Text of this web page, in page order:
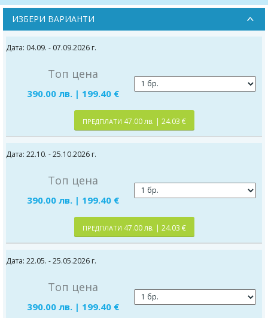
ИЗБЕРИ ВАРИАНТИ
Дата: 04.09. - 07.09.2026 г.
Топ цена
390.00 лв. | 199.40 €
ПРЕДПЛАТИ 47.00 лв. | 24.03 €
Дата: 22.10. - 25.10.2026 г.
Топ цена
390.00 лв. | 199.40 €
ПРЕДПЛАТИ 47.00 лв. | 24.03 €
Дата: 22.05. - 25.05.2026 г.
Топ цена
390.00 лв. | 199.40 €